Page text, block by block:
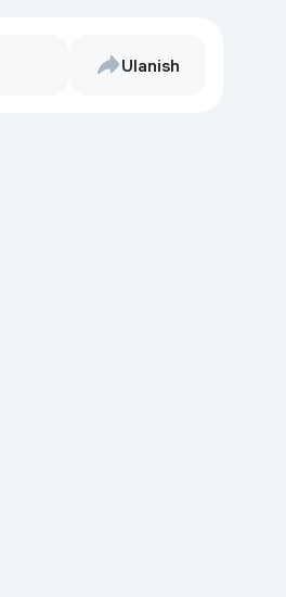
Ulanish